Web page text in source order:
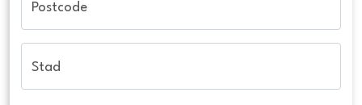
Postcode
Stad